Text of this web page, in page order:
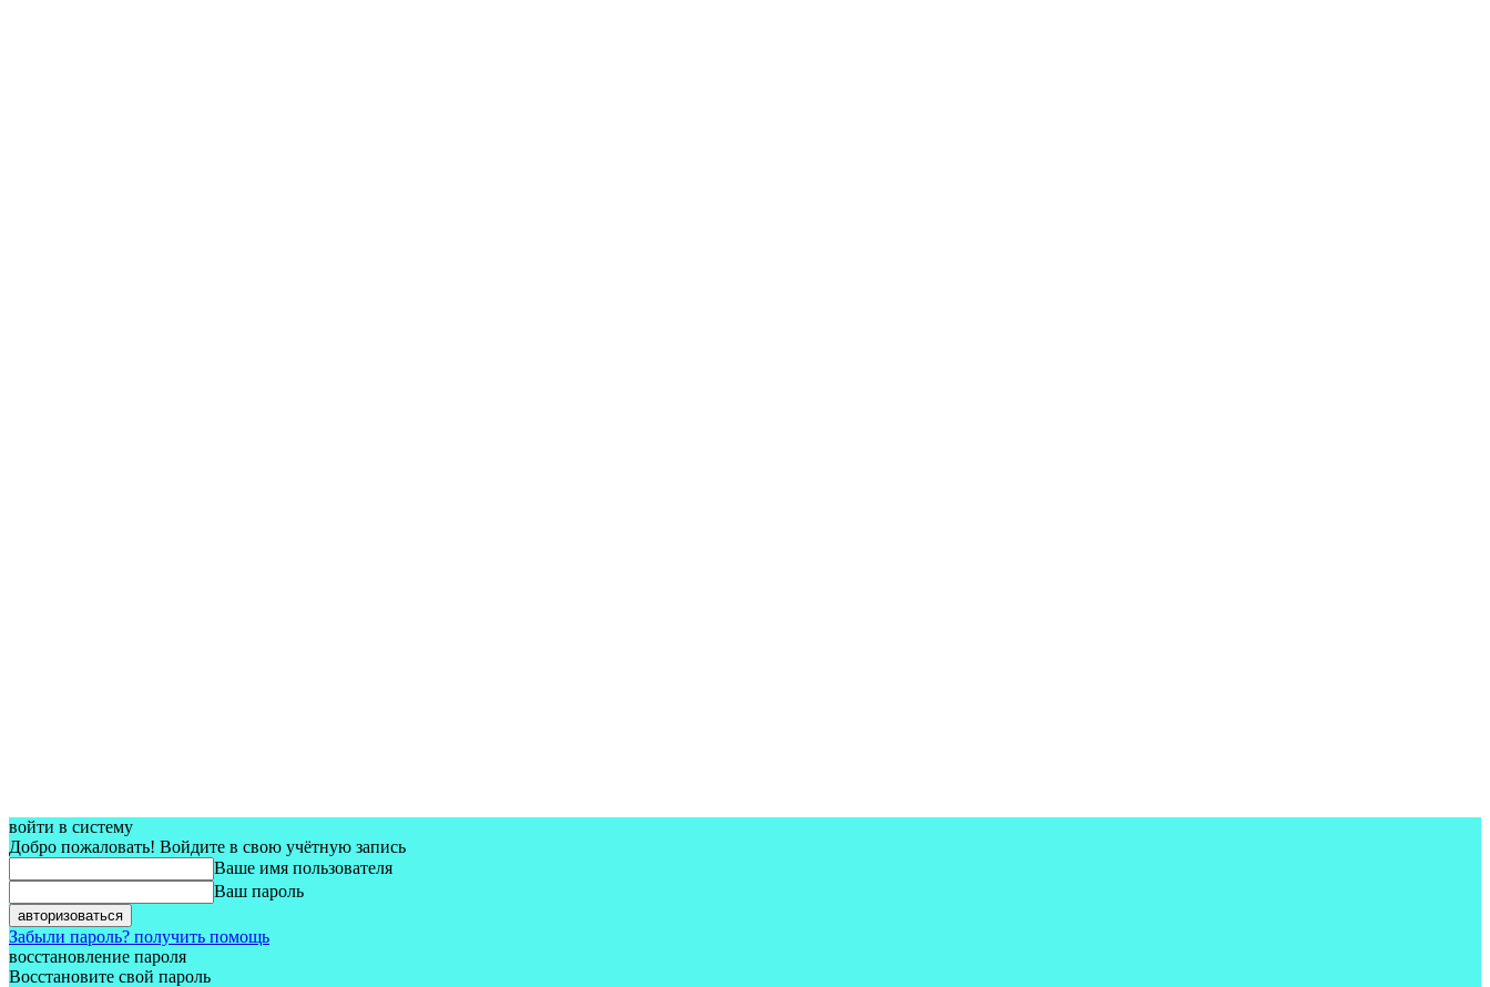
войти в систему
Добро пожаловать! Войдите в свою учётную запись
Ваше имя пользователя
Ваш пароль
Забыли пароль? получить помощь
восстановление пароля
Восстановите свой пароль